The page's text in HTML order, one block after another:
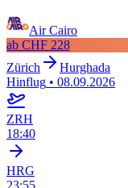
Air Cairo
ab CHF 228
Zürich
Hurghada
Hinflug • 08.09.2026
ZRH
18:40
HRG
23:55